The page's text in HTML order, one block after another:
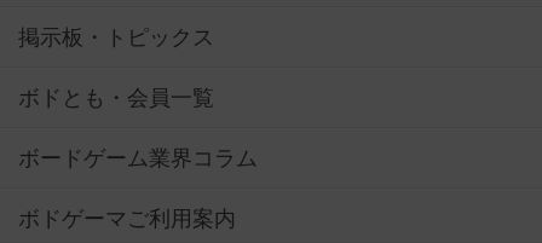
掲示板・トピックス
ボドとも・会員一覧
ボードゲーム業界コラム
ボドゲーマご利用案内